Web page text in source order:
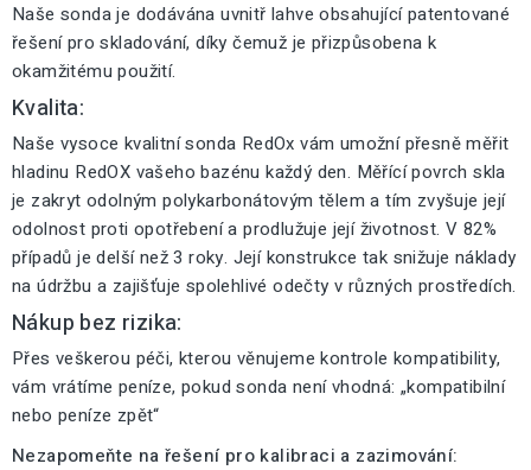
Naše sonda je dodávána uvnitř lahve obsahující patentované
řešení pro skladování, díky čemuž je přizpůsobena k
okamžitému použití.
Kvalita:
Naše vysoce kvalitní sonda RedOx vám umožní přesně měřit
hladinu RedOX vašeho bazénu každý den. Měřící povrch skla
je zakryt odolným polykarbonátovým tělem a tím zvyšuje její
odolnost proti opotřebení a prodlužuje její životnost. V 82%
případů je delší než 3 roky. Její konstrukce tak snižuje náklady
na údržbu a zajišťuje spolehlivé odečty v různých prostředích.
Nákup bez rizika:
Přes veškerou péči, kterou věnujeme kontrole kompatibility,
vám vrátíme peníze, pokud sonda není vhodná: „kompatibilní
nebo peníze zpět“
Nezapomeňte na řešení pro kalibraci a zazimování: